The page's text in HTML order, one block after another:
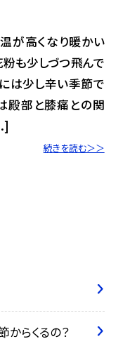
が高くなり暖かい
も少しづつ飛んで
は少し辛い季節で
殿部と膝痛との関
続きを読む＞＞
からくるの？